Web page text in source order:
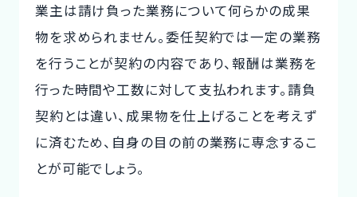
業主は請け負った業務について何らかの成果
物を求められません。委任契約では一定の業務
を行うことが契約の内容であり、報酬は業務を
行った時間や工数に対して支払われます。請負
契約とは違い、成果物を仕上げることを考えず
に済むため、自身の目の前の業務に専念するこ
とが可能でしょう。